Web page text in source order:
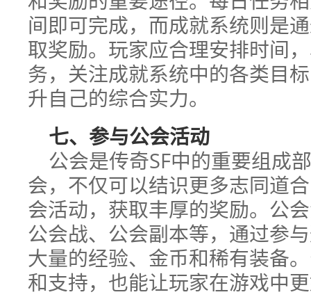
间即可完成，而成就系统则是
取奖励。玩家应合理安排时间
务，关注成就系统中的各类目
升自己的综合实力。
七、参与公会活动
公会是传奇SF中的重要组成
会，不仅可以结识更多志同道
会活动，获取丰厚的奖励。公
公会战、公会副本等，通过参
大量的经验、金币和稀有装备
和支持，也能让玩家在游戏中